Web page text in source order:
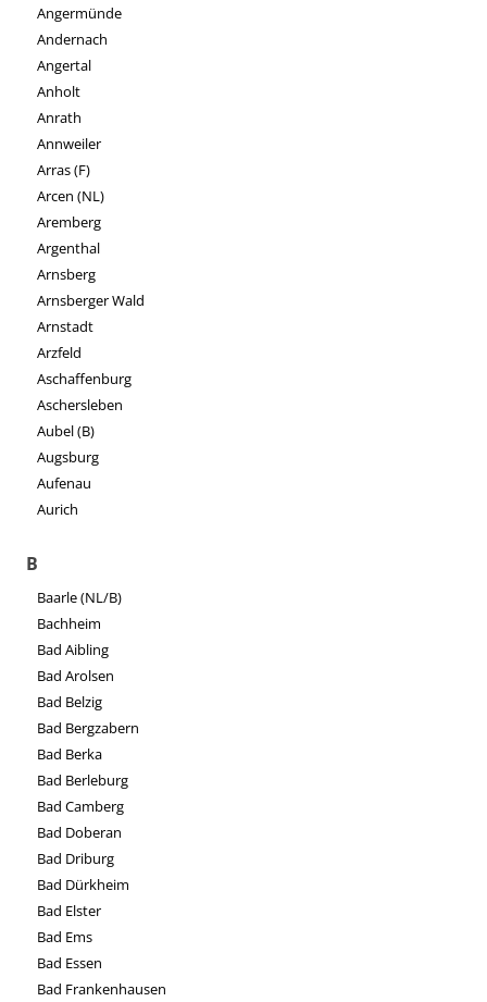
Angermünde
Andernach
Angertal
Anholt
Anrath
Annweiler
Arras (F)
Arcen (NL)
Aremberg
Argenthal
Arnsberg
Arnsberger Wald
Arnstadt
Arzfeld
Aschaffenburg
Aschersleben
Aubel (B)
Augsburg
Aufenau
Aurich
B
Baarle (NL/B)
Bachheim
Bad Aibling
Bad Arolsen
Bad Belzig
Bad Bergzabern
Bad Berka
Bad Berleburg
Bad Camberg
Bad Doberan
Bad Driburg
Bad Dürkheim
Bad Elster
Bad Ems
Bad Essen
Bad Frankenhausen